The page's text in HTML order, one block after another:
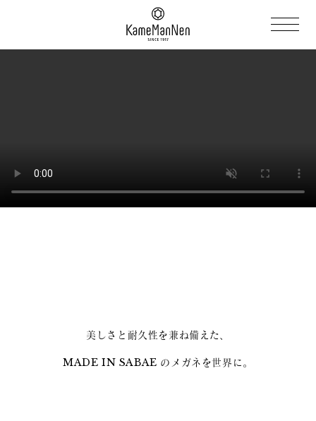
美しさと耐久性を兼ね備えた、
MADE IN SABAE のメガネを世界に。